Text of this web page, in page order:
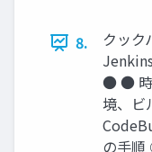
8.
クッ
● ● 時
境、ビ
の手